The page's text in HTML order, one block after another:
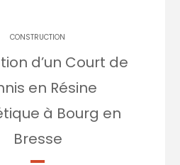
CONSTRUCTION
d’un Court de
en Résine
à Bourg en
Bresse